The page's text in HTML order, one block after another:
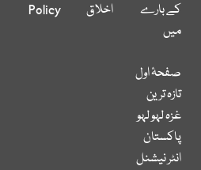
کے بارے
میں
اخلاق
Policy
صفحۂ اول
تازہ ترین
غزہ لہو لہو
پاکستان
انٹر نیشنل